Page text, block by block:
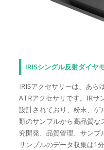
IRISシングル反射ダイヤ
IRISアクセサリーは、あら
ATRアクセサリです。IRサ
設計されており、粉末、ゲ
類のサンプルから高品質な
究開発、品質管理、サン
サンプルのデータ収集は1